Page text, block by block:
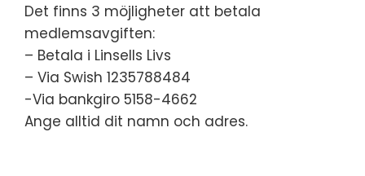
Det finns 3 möjligheter att betala
medlemsavgiften:
– Betala i Linsells Livs
– Via Swish 1235788484
-Via bankgiro 5158-4662
Ange alltid dit namn och adres.